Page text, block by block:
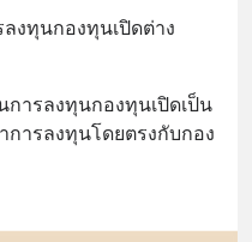
ลงทุนกองทุนเปิดต่าง
ารลงทุนกองทุนเปิดเป็น
ารลงทุนโดยตรงกับกอง